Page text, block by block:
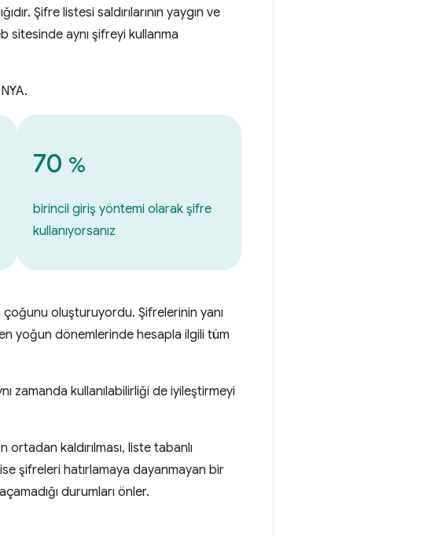
Şifre listesi saldırılarının yaygın ve
sitesinde aynı şifreyi kullanma
70 %
birincil giriş yöntemi olarak şifre
kullanıyorsanız
çoğunu oluşturuyordu. Şifrelerinin yanı
yoğun dönemlerinde hesapla ilgili tüm
zamanda kullanılabilirliği de iyileştirmeyi
ortadan kaldırılması, liste tabanlı
ise şifreleri hatırlamaya dayanmayan bir
durumları önler.